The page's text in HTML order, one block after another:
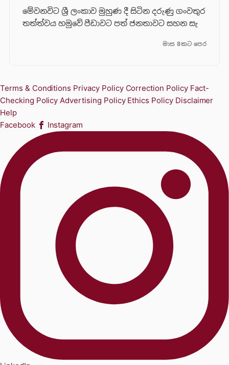
මේවනවිට ශ්‍රී ලංකාව මුහුණ දී සිටින දරුණු ගංවතුර
තත්ත්වය හමුවේ පීඩාවට පත් ජනතාවට සහන සැ
මාස 8කට පෙර
Terms & Conditions Privacy Policy Correction Policy Fact-
Checking Policy Advertising Policy Ethics Policy Disclaimer
Help
Facebook
Instagram